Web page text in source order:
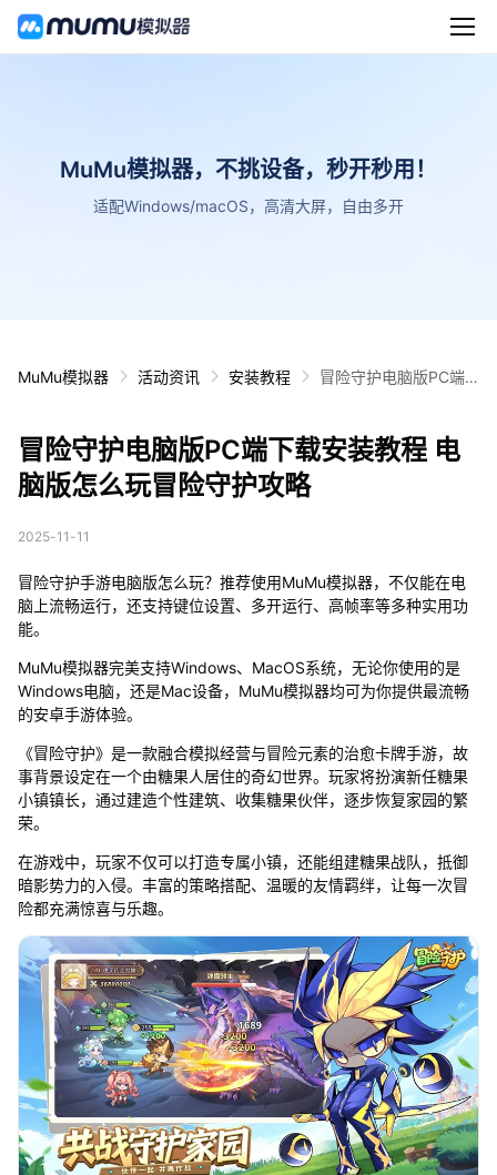
MuMu模拟器，不挑设备，秒开秒用！
适配Windows/macOS，高清大屏，自由多开
MuMu模拟器 活动资讯 安装教程
冒险守护电脑版PC端
冒险守护电脑版PC端下载安装教程 电
脑版怎么玩冒险守护攻略
2025-11-11
冒险守护手游电脑版怎么玩？推荐使用MuMu模拟器，不仅能在电
脑上流畅运行，还支持键位设置、多开运行、高帧率等多种实用功
能。
MuMu模拟器完美支持Windows、MacOS系统，无论你使用的是
Windows电脑，还是Mac设备，MuMu模拟器均可为你提供最流畅
的安卓手游体验。
《冒险守护》是一款融合模拟经营与冒险元素的治愈卡牌手游，故
事背景设定在一个由糖果人居住的奇幻世界。玩家将扮演新任糖果
小镇镇长，通过建造个性建筑、收集糖果伙伴，逐步恢复家园的繁
荣。
在游戏中，玩家不仅可以打造专属小镇，还能组建糖果战队，抵御
暗影势力的入侵。丰富的策略搭配、温暖的友情羁绊，让每一次冒
险都充满惊喜与乐趣。